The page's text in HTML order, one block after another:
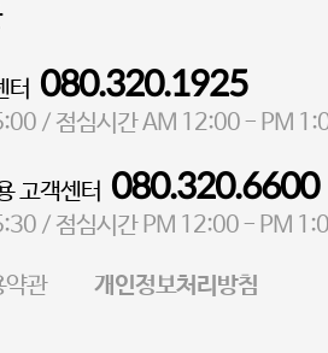
| 개인정보관리책임자 김상현
호 2023-서울마포-3931호
81-58242
터 080.320.1925
/ 점심시간AM 12:00 - PM
고객센터 080.320.6600
/ 점심시간 PM 12:00 - PM
약관 개인정보처리방침